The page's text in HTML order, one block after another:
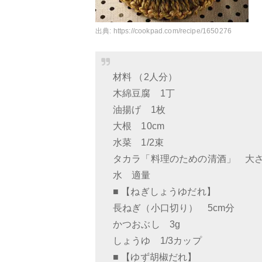
出典: https://cookpad.com/recipe/1650276
材料 （2人分）
木綿豆腐 1丁
油揚げ 1枚
大根 10cm
水菜 1/2束
タカラ「料理のための清酒」 大
水 適量
■ 【ねぎしょうゆだれ】
長ねぎ（小口切り） 5cm分
かつおぶし 3g
しょうゆ 1/3カップ
■ 【ゆず胡椒だれ】